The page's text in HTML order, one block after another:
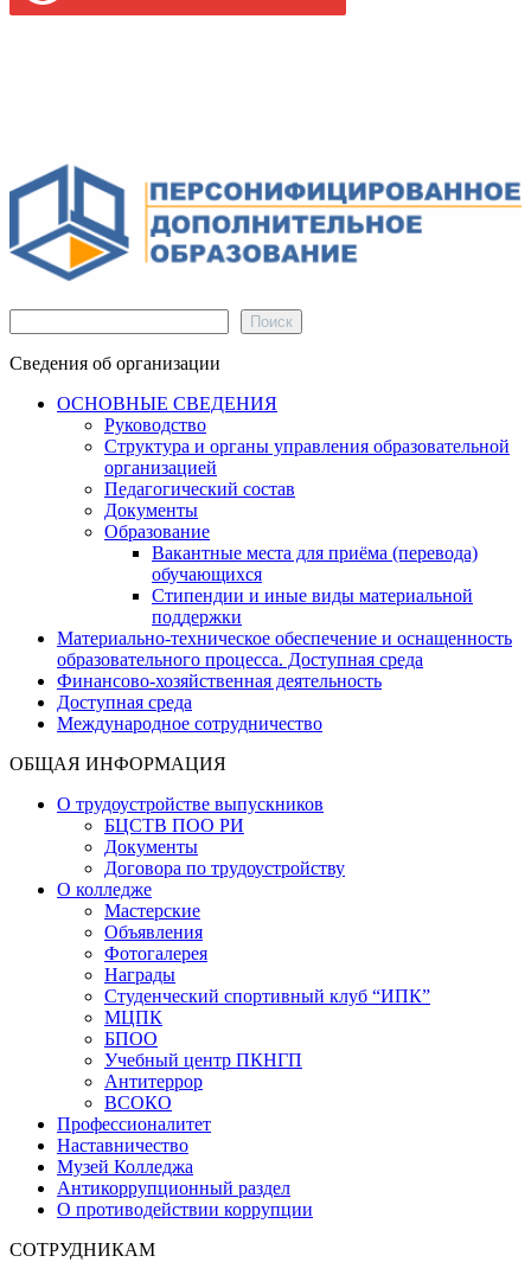
Поиск
Сведения об организации
ОСНОВНЫЕ СВЕДЕНИЯ
Руководство
Структура и органы управления образовательной
организацией
Педагогический состав
Документы
Образование
Вакантные места для приёма (перевода)
обучающихся
Стипендии и иные виды материальной
поддержки
Материально-техническое обеспечение и оснащенность
образовательного процесса. Доступная среда
Финансово-хозяйственная деятельность
Доступная среда
Международное сотрудничество
ОБЩАЯ ИНФОРМАЦИЯ
О трудоустройстве выпускников
БЦСТВ ПОО РИ
Документы
Договора по трудоустройству
О колледже
Мастерские
Объявления
Фотогалерея
Награды
Студенческий спортивный клуб “ИПК”
МЦПК
БПОО
Учебный центр ПКНГП
Антитеррор
ВСОКО
Профессионалитет
Наставничество
Музей Колледжа
Антикоррупционный раздел
О противодействии коррупции
СОТРУДНИКАМ